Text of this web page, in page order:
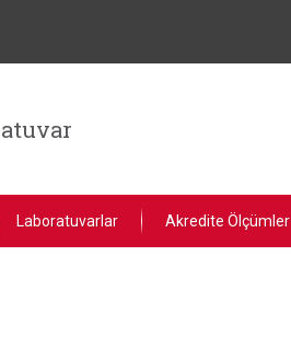
Laboratuvarlar Akredite Ölçümler